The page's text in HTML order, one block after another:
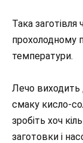
Така заготівля
прохолодному
температури.
Лечо
смаку кисло-
зробіть хоч
заготовки і